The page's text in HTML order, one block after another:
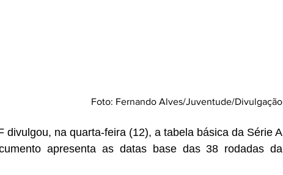
Foto: Fernando Alves/Juventude/Divulgação
divulgou, na quarta-feira (12), a tabela básica da Série A
apresenta as datas base das 38 rodadas da